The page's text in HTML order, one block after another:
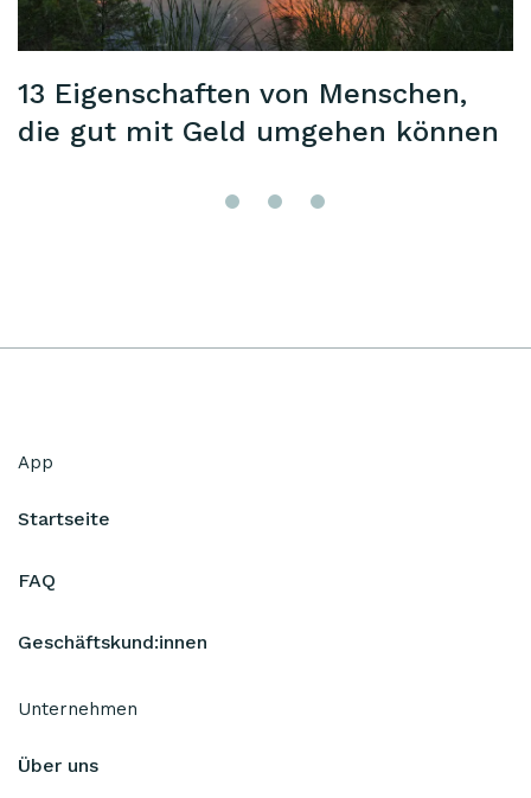
13 Eigenschaften von Menschen,
die gut mit Geld umgehen können
App
Startseite
FAQ
Geschäftskund:innen
Unternehmen
Über uns